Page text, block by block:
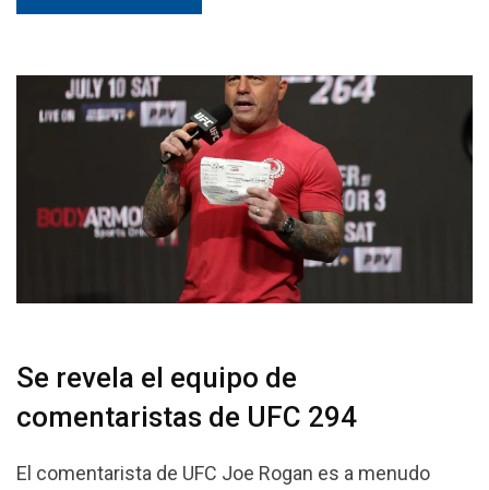
Se revela el equipo de
comentaristas de UFC 294
El comentarista de UFC Joe Rogan es a menudo